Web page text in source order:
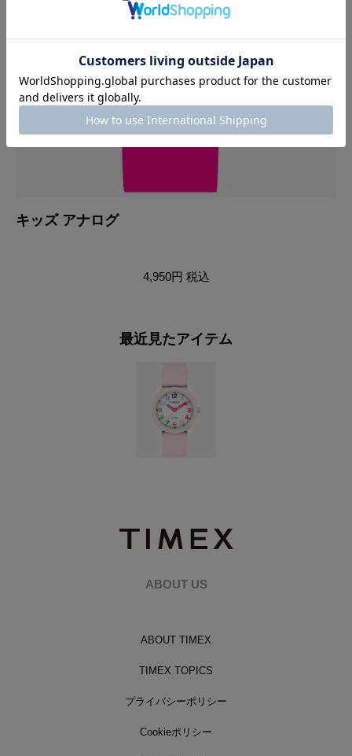
キッズ アナログ
4,950円 税込
最近見たアイテム
ABOUT US
ABOUT TIMEX
TIMEX TOPICS
プライバシーポリシー
Cookieポリシー